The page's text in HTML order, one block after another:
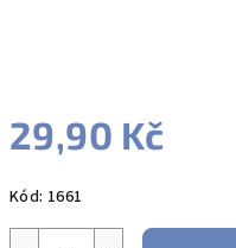
29,90 Kč
cena:
Kód: 1661